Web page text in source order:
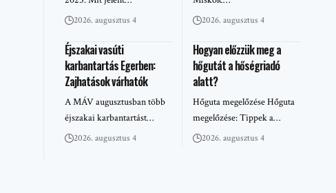
2026. augusztus 4 2026. augusztus 4
Éjszakai vasúti
karbantartás Egerben:
Zajhatások várhatók
A MÁV augusztusban több
éjszakai karbantartást…
2026. augusztus 4
Hogyan előzzük meg a
hőgutát a hőségriadó
alatt?
Hőguta megelőzése Hőguta
megelőzése: Tippek a…
2026. augusztus 4